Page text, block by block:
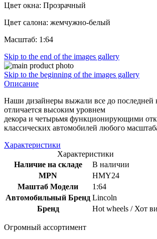
Цвет окна: Прозрачный
Цвет салона: жемчужно-белый
Масштаб: 1:64
Skip to the end of the images gallery
Skip to the beginning of the images gallery
Описание
Наши дизайнеры выжали все до последней
отличается высоким уровнем
декора и четырьмя функционирующими
классических автомобилей любого
Характеристики
Характеристики
Наличие на складе
В наличии
MPN
HMY24
Маштаб Модели
1:64
Автомобильный Бренд Lincoln
Бренд
Hot wheels / Хот
Огромный ассортимент